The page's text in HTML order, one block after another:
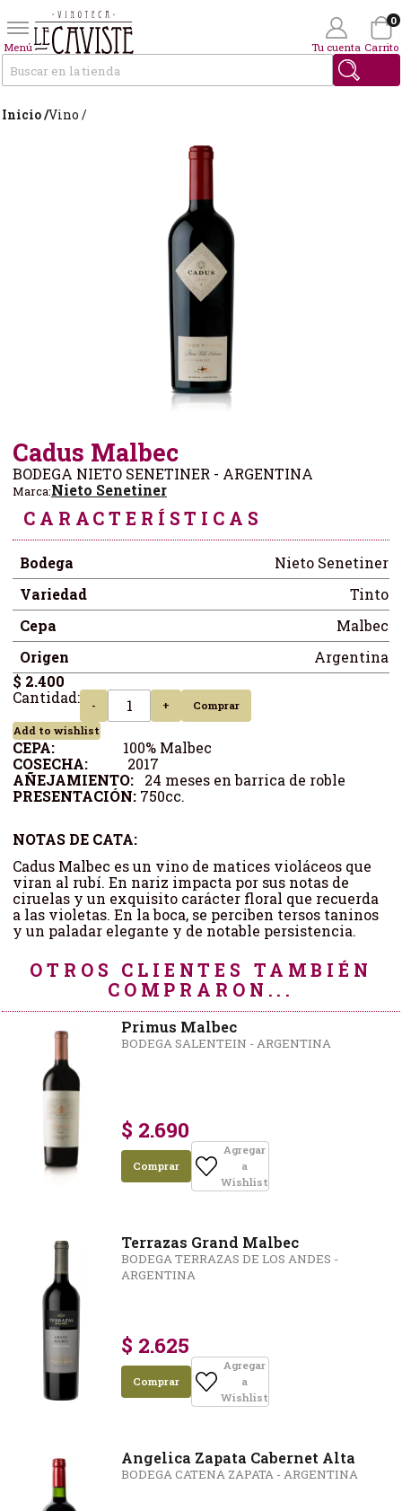
Menú Tu cuenta Carrito
0
Inicio /Vino /
Cadus Malbec
BODEGA NIETO SENETINER - ARGENTINA
Marca:Nieto Senetiner
CARACTERÍSTICAS
Bodega
Nieto Senetiner
Variedad
Tinto
Cepa
Malbec
Origen
Argentina
$ 2.400
Cantidad:
- +
Comprar
Add to wishlist
CEPA: 100% Malbec
COSECHA: 2017
AÑEJAMIENTO: 24 meses en barrica de roble
PRESENTACIÓN: 750cc.
NOTAS DE CATA:
Cadus Malbec es un vino de matices violáceos que
viran al rubí. En nariz impacta por sus notas de
ciruelas y un exquisito carácter floral que recuerda
a las violetas. En la boca, se perciben tersos taninos
y un paladar elegante y de notable persistencia.
OTROS CLIENTES TAMBIÉN
COMPRARON...
Primus Malbec
BODEGA SALENTEIN - ARGENTINA
$ 2.690
Comprar
Agregar
a
Wishlist
Terrazas Grand Malbec
BODEGA TERRAZAS DE LOS ANDES -
ARGENTINA
$ 2.625
Comprar
Agregar
a
Wishlist
Angelica Zapata Cabernet Alta
BODEGA CATENA ZAPATA - ARGENTINA